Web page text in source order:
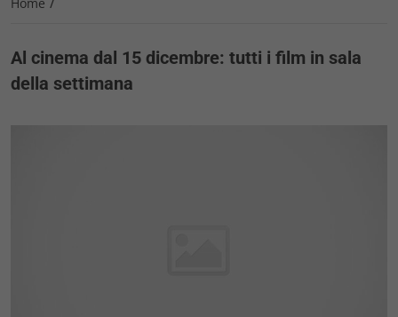
Al cinema dal 15 dicembre: tutti i film in sala
della settimana